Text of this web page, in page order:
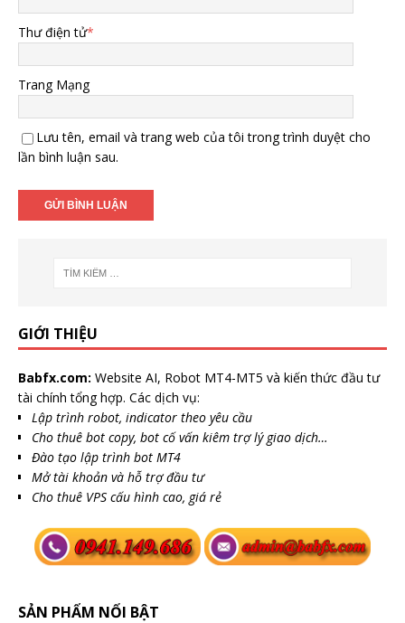
Thư điện tử*
Trang Mạng
Lưu tên, email và trang web của tôi trong trình duyệt cho
lần bình luận sau.
GIỚI THIỆU
Babfx.com: Website AI, Robot MT4-MT5 và kiến thức đầu tư
tài chính tổng hợp. Các dịch vụ:
Lập trình robot, indicator theo yêu cầu
Cho thuê bot copy, bot cố vấn kiêm trợ lý giao dịch…
Đào tạo lập trình bot MT4
Mở tài khoản và hỗ trợ đầu tư
Cho thuê VPS cấu hình cao, giá rẻ
SẢN PHẨM NỔI BẬT